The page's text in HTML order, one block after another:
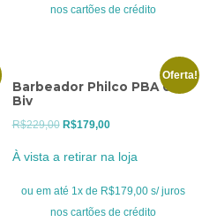
R$249,00.R$179,00.
nos cartões de crédito
Oferta!
Barbeador Philco PBA 08 -
Biv
R$229,00 O
era:
R$229,00.
R$179,00O
atual
é:
R$179,00.
À vista a retirar na loja
ou em até 1x de R$179,00 s/ juros
nos cartões de crédito